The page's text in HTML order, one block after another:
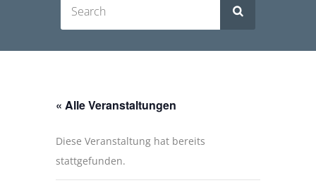
« Alle Veranstaltungen
Diese Veranstaltung hat bereits
stattgefunden.